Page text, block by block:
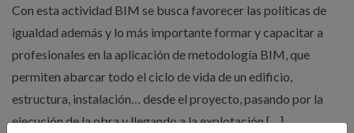
Con esta actividad BIM se busca favorecer las políticas de
igualdad además y lo más importante formar y capacitar a
profesionales en la aplicación de metodología BIM, que
permiten abarcar todo el ciclo de vida de un edificio,
estructura, instalación… desde el proyecto, pasando por la
ejecución de la obra y llegando a la explotación […]